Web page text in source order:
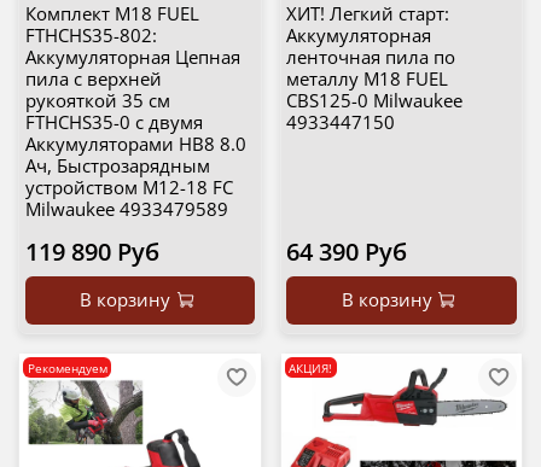
Комплект M18 FUEL
FTHCHS35-802:
Аккумуляторная Цепная
пила с верхней
рукояткой 35 см
FTHCHS35-0 с двумя
Аккумуляторами HB8 8.0
Ач, Быстрозарядным
устройством M12-18 FC
Milwaukee 4933479589
119 890 Руб
В корзину
ХИТ! Легкий старт:
Аккумуляторная
ленточная пила по
металлу M18 FUEL
CBS125-0 Milwaukee
4933447150
64 390 Руб
В корзину
Рекомендуем АКЦИЯ!